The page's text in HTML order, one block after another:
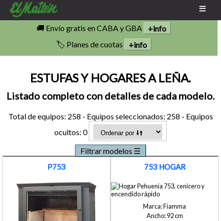
🚚 Envío gratis en CABA y GBA
+info
🏷️ Planes de cuotas
+info
ESTUFAS Y HOGARES A LEÑA.
Listado completo con detalles de cada modelo.
Total de equipos: 258 - Equipos seleccionados: 258 - Equipos
ocultos: 0
Ancho de
a
cm
Profundidadde
Seleccionar
todo
P753 753 HOGAR
Fiamma
92